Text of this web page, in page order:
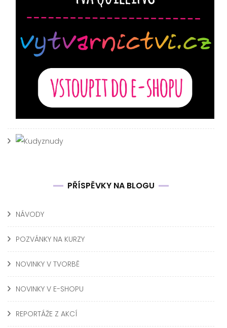
PŘÍSPĚVKY NA BLOGU
NÁVODY
POZVÁNKY NA KURZY
NOVINKY V TVORBĚ
NOVINKY V E-SHOPU
REPORTÁŽE Z AKCÍ